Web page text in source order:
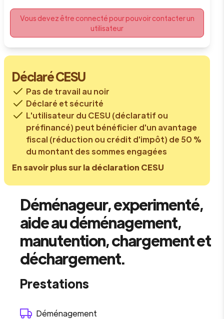
Vous devez être connecté pour pouvoir contacter un
utilisateur
Déclaré CESU
Pas de travail au noir
Déclaré et sécurité
L'utilisateur du CESU (déclaratif ou
préfinancé) peut bénéficier d'un avantage
fiscal (réduction ou crédit d'impôt) de 50 %
du montant des sommes engagées
En savoir plus sur la déclaration CESU
Déménageur, experimenté,
aide au déménagement,
manutention, chargement et
déchargement.
Prestations
Déménagement